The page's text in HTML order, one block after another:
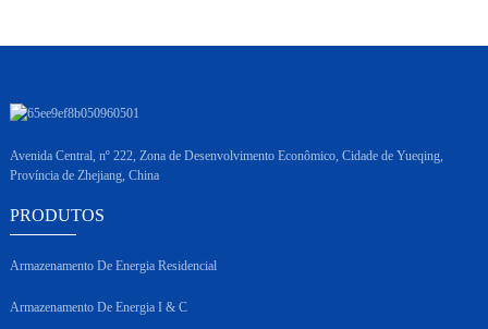
Avenida Central, nº 222, Zona de Desenvolvimento Econômico, Cidade de Yueqing,
Província de Zhejiang, China
PRODUTOS
Armazenamento De Energia Residencial
Armazenamento De Energia I & C